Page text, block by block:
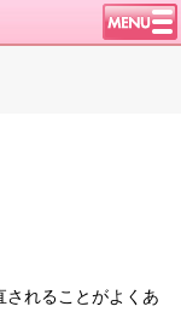
れることがよくあ